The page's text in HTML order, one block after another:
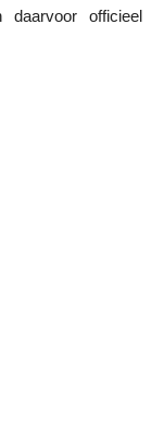
daarvoor officieel